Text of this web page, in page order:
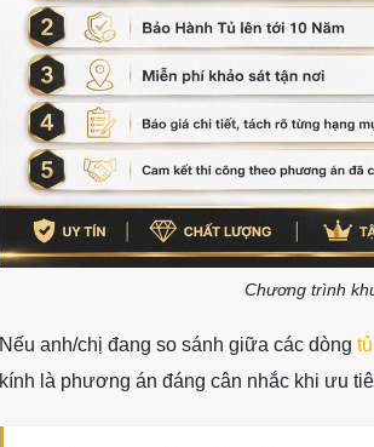
Chương trình
Nếu anh/chị đang so sánh giữa các dòng
kính là phương án đáng cân nhắc khi ưu